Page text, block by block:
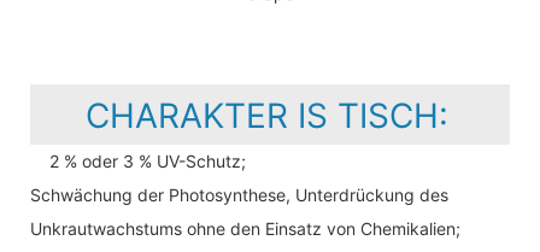
CHARAKTER IS TISCH:
2 % oder 3 % UV-Schutz;
Schwächung der Photosynthese, Unterdrückung des
Unkrautwachstums ohne den Einsatz von Chemikalien;